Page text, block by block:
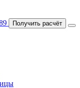
Получить расчёт